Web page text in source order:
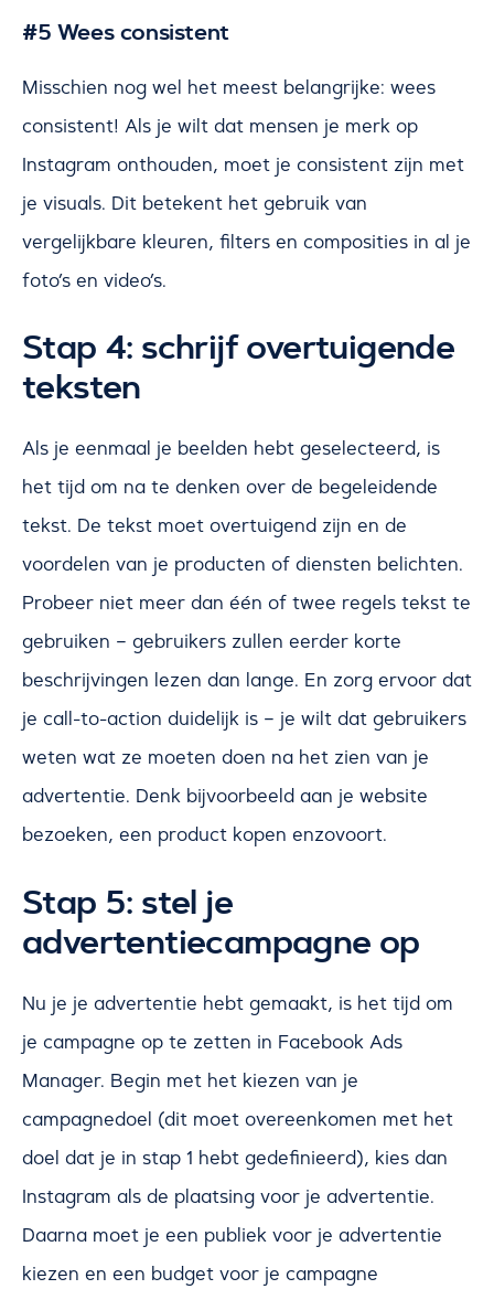
#5 Wees consistent
Misschien nog wel het meest belangrijke: wees
consistent! Als je wilt dat mensen je merk op
Instagram onthouden, moet je consistent zijn met
je visuals. Dit betekent het gebruik van
vergelijkbare kleuren, filters en composities in al je
foto’s en video’s.
Stap 4: schrijf overtuigende
teksten
Als je eenmaal je beelden hebt geselecteerd, is
het tijd om na te denken over de begeleidende
tekst. De tekst moet overtuigend zijn en de
voordelen van je producten of diensten belichten.
Probeer niet meer dan één of twee regels tekst te
gebruiken – gebruikers zullen eerder korte
beschrijvingen lezen dan lange. En zorg ervoor dat
je call-to-action duidelijk is – je wilt dat gebruikers
weten wat ze moeten doen na het zien van je
advertentie. Denk bijvoorbeeld aan je website
bezoeken, een product kopen enzovoort.
Stap 5: stel je
advertentiecampagne op
Nu je je advertentie hebt gemaakt, is het tijd om
je campagne op te zetten in Facebook Ads
Manager. Begin met het kiezen van je
campagnedoel (dit moet overeenkomen met het
doel dat je in stap 1 hebt gedefinieerd), kies dan
Instagram als de plaatsing voor je advertentie.
Daarna moet je een publiek voor je advertentie
kiezen en een budget voor je campagne